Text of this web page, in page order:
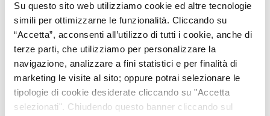
Su questo sito web utilizziamo cookie ed altre tecnologie
simili per ottimizzarne le funzionalità. Cliccando su
“Accetta”, acconsenti all’utilizzo di tutti i cookie, anche di
terze parti, che utilizziamo per personalizzare la
navigazione, analizzare a fini statistici e per finalità di
marketing le visite al sito; oppure potrai selezionare le
tipologie di cookie desiderate cliccando su "Accetta
selezionati". Chiudendo questo banner cliccando sul
L’Italia è tra i leader della produzione
biologica a livello globale.
Siamo i maggiori produttori di
agrumi al mondo (il 27% dell’intera
superficie agrumicola italiana è